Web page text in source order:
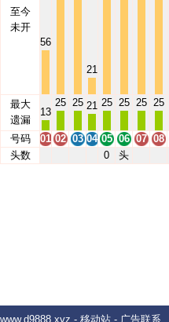
至今
未开
56
21
最大
遗漏
13
25 25 21 25 25 25 25
号码 01 02 03 04 05 06 07 08
头数
0 头
www.d9888.xyz - 移动站 - 广告联系